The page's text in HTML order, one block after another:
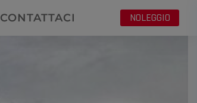
CONTATTACI NOLEGGIO